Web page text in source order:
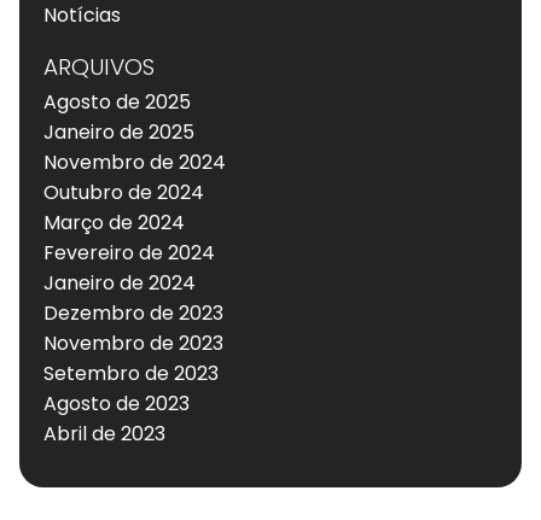
Notícias
ARQUIVOS
Agosto de 2025
Janeiro de 2025
Novembro de 2024
Outubro de 2024
Março de 2024
Fevereiro de 2024
Janeiro de 2024
Dezembro de 2023
Novembro de 2023
Setembro de 2023
Agosto de 2023
Abril de 2023